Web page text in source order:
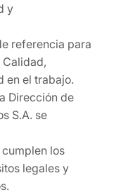
y
referencia para
en el trabajo.
Dirección de
S.A. se
los
legales y